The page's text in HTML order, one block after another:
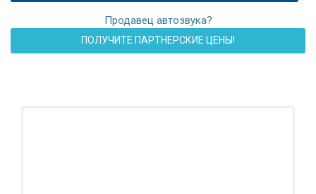
Продавец автозвука?
ПОЛУЧИТЕ ПАРТНЕРСКИЕ ЦЕНЫ!